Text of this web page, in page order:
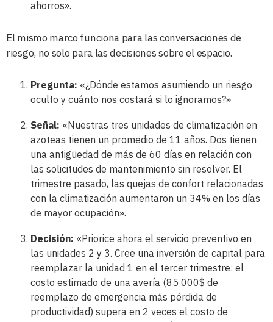
ahorros».
El mismo marco funciona para las conversaciones de
riesgo, no solo para las decisiones sobre el espacio.
Pregunta: «¿Dónde estamos asumiendo un riesgo
oculto y cuánto nos costará si lo ignoramos?»
Señal: «Nuestras tres unidades de climatización en
azoteas tienen un promedio de 11 años. Dos tienen
una antigüedad de más de 60 días en relación con
las solicitudes de mantenimiento sin resolver. El
trimestre pasado, las quejas de confort relacionadas
con la climatización aumentaron un 34% en los días
de mayor ocupación».
Decisión: «Priorice ahora el servicio preventivo en
las unidades 2 y 3. Cree una inversión de capital para
reemplazar la unidad 1 en el tercer trimestre: el
costo estimado de una avería (85 000$ de
reemplazo de emergencia más pérdida de
productividad) supera en 2 veces el costo de